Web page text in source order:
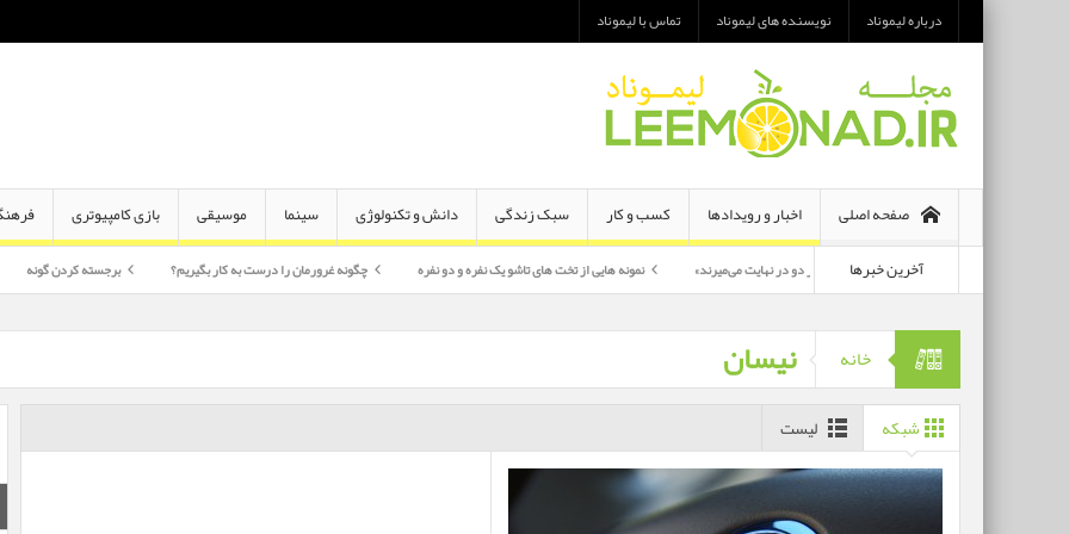
درباره لیموناد نویسنده های لیموناد تماس با لیموناد
صفحه اصلی اخبار و رویدادها کسب و کار سبک زندگی دانش و تکنولوژی سینما موسیقی بازی کامپیوتری
آخرین خبرها
معرفی رمان «هر دو در نهایت می‌میرند» نمونه هایی از تخت های تاشو یک نفره و دو نفره چگونه غرورمان را درست به کار بگیریم؟ برجسته کردن گونه اختلاف
خانه نیسان
شبکه لیست